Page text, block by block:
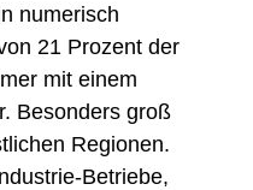
numerisch
21 Prozent der
mit einem
Besonders groß
Regionen.
Betriebe,